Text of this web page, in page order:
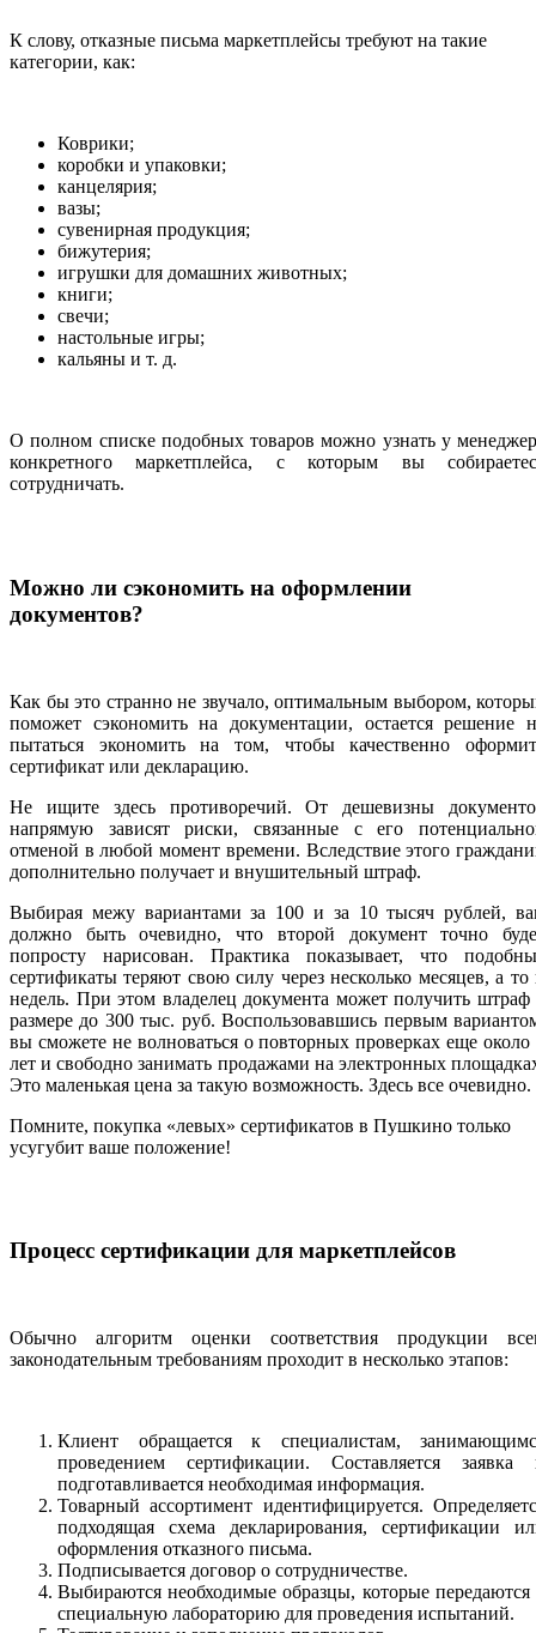
К слову, отказные письма маркетплейсы требуют на такие
категории, как:
Коврики;
коробки и упаковки;
канцелярия;
вазы;
сувенирная продукция;
бижутерия;
игрушки для домашних животных;
книги;
свечи;
настольные игры;
кальяны и т. д.
О полном списке подобных товаров можно узнать у
конкретного маркетплейса, с которым вы
сотрудничать.
Можно ли сэкономить на оформлении
документов?
Как бы это странно не звучало, оптимальным выбором,
поможет сэкономить на документации, остается решение
пытаться экономить на том, чтобы качественно
сертификат или декларацию.
Не ищите здесь противоречий. От дешевизны
напрямую зависят риски, связанные с его
отменой в любой момент времени. Вследствие этого
дополнительно получает и внушительный штраф.
Выбирая межу вариантами за 100 и за 10 тысяч рублей,
должно быть очевидно, что второй документ точно
попросту нарисован. Практика показывает, что
сертификаты теряют свою силу через несколько месяцев, а то
недель. При этом владелец документа может получить штраф
размере до 300 тыс. руб. Воспользовавшись первым
вы сможете не волноваться о повторных проверках еще около
лет и свободно занимать продажами на электронных
Это маленькая цена за такую возможность. Здесь все очевидно.
Помните, покупка «левых» сертификатов в Пушкино только
усугубит ваше положение!
Процесс сертификации для маркетплейсов
Обычно алгоритм оценки соответствия продукции
законодательным требованиям проходит в несколько этапов:
Клиент обращается к специалистам,
проведением сертификации. Составляется заявка
подготавливается необходимая информация.
Товарный ассортимент идентифицируется.
подходящая схема декларирования, сертификации
оформления отказного письма.
Подписывается договор о сотрудничестве.
Выбираются необходимые образцы, которые передаются
специальную лабораторию для проведения испытаний.